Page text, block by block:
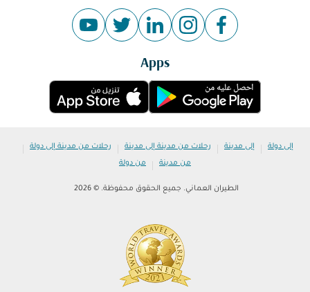
Apps
إلى دولة | إلى مدينة | رحلات من مدينة إلى مدينة | رحلات من مدينة إلى دولة |
من مدينة | من دولة
الطيران العماني. جميع الحقوق محفوظة. © 2026